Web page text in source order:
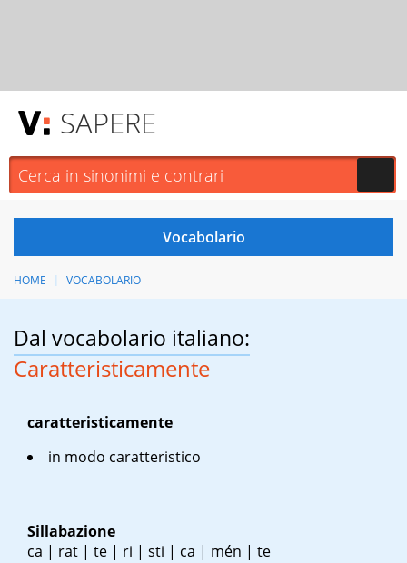
SAPERE
HOME VOCABOLARIO
Dal vocabolario italiano:
Caratteristicamente
caratteristicamente
in modo caratteristico
Sillabazione
ca | rat | te | ri | sti | ca | mén | te